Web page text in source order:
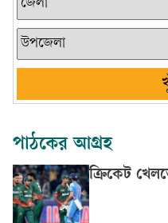
পাঠকের আগ্রহ
ক্রিকেট